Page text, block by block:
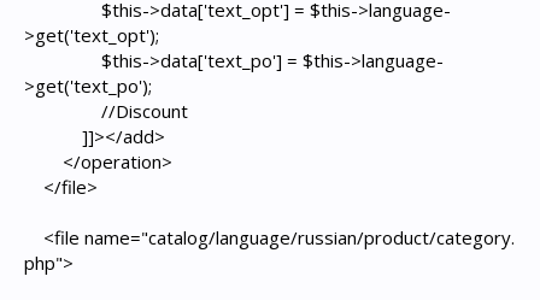
$this->data['text_opt'] = $this->language-
>get('text_opt');
$this->data['text_po'] = $this->language-
>get('text_po');
//Discount
]]></add>
</operation>
</file>
<file name="catalog/language/russian/product/category.
php">